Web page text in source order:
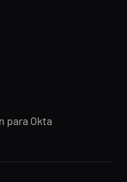
para Okta